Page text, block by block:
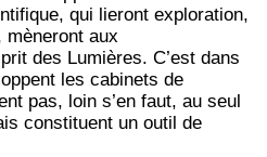
qui lieront exploration,
mèneront aux
des Lumières. C’est dans
les cabinets de
pas, loin s’en faut, au seul
constituent un outil de